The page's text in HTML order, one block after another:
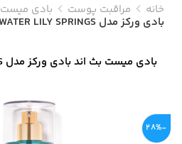
خانه مراقبت پوست بادی میست
بادی ورکز مدل WATER LILY SPRINGS
-28%
بادی میست بث اند بادی ورکز مدل WATER LILY SPRINGS